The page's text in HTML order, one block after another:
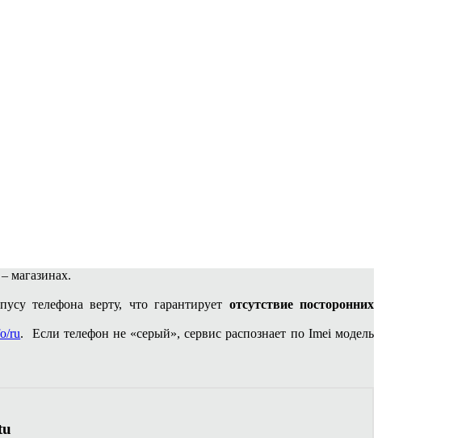
магазинах.
телефона верту, что гарантирует отсутствие посторонних
ru. Если телефон не «серый», сервис распознает по Imei модель